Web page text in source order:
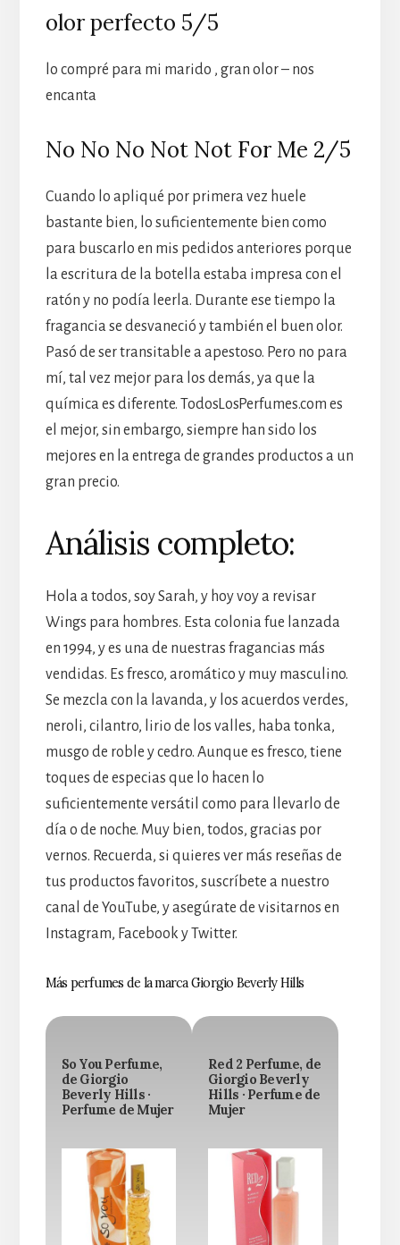
olor perfecto 5/5
lo compré para mi marido , gran olor – nos
encanta
No No No Not Not For Me 2/5
Cuando lo apliqué por primera vez huele
bastante bien, lo suficientemente bien como
para buscarlo en mis pedidos anteriores porque
la escritura de la botella estaba impresa con el
ratón y no podía leerla. Durante ese tiempo la
fragancia se desvaneció y también el buen olor.
Pasó de ser transitable a apestoso. Pero no para
mí, tal vez mejor para los demás, ya que la
química es diferente. TodosLosPerfumes.com es
el mejor, sin embargo, siempre han sido los
mejores en la entrega de grandes productos a un
gran precio.
Análisis completo:
Hola a todos, soy Sarah, y hoy voy a revisar
Wings para hombres. Esta colonia fue lanzada
en 1994, y es una de nuestras fragancias más
vendidas. Es fresco, aromático y muy masculino.
Se mezcla con la lavanda, y los acuerdos verdes,
neroli, cilantro, lirio de los valles, haba tonka,
musgo de roble y cedro. Aunque es fresco, tiene
toques de especias que lo hacen lo
suficientemente versátil como para llevarlo de
día o de noche. Muy bien, todos, gracias por
vernos. Recuerda, si quieres ver más reseñas de
tus productos favoritos, suscríbete a nuestro
canal de YouTube, y asegúrate de visitarnos en
Instagram, Facebook y Twitter.
Más perfumes de la marca Giorgio Beverly Hills
So You Perfume,
de Giorgio
Beverly Hills ·
Perfume de Mujer
Red 2 Perfume, de
Giorgio Beverly
Hills · Perfume de
Mujer